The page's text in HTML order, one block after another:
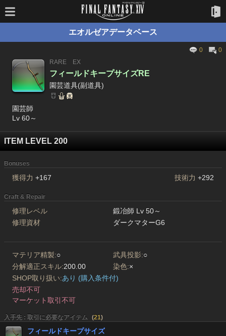
エオルゼアデータベース
0
0
RARE
EX
フィールドキープサイズRE
園芸道具(副道具)
園芸師
Lv 60～
ITEM LEVEL 200
Bonuses
獲得力 +167 技術力 +292
Craft & Repair
修理レベル
鍛冶師 Lv 50～
修理資材
ダークマターG6
マテリア精製:○ 武具投影:○
分解適正スキル:200.00 染色:×
SHOP取り扱い:あり (購入条件付)
売却不可
マーケット取引不可
入手先 : 取引に必要なアイテム (21)
フィールドキープサイズ